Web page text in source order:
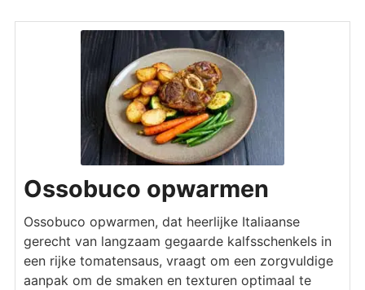
Ossobuco opwarmen
Ossobuco opwarmen, dat heerlijke Italiaanse
gerecht van langzaam gegaarde kalfsschenkels in
een rijke tomatensaus, vraagt om een zorgvuldige
aanpak om de smaken en texturen optimaal te